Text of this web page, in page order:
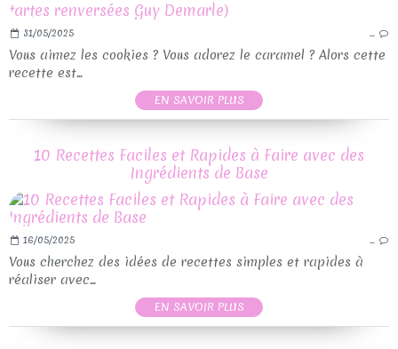
31/05/2025 …
Vous aimez les cookies ? Vous adorez le caramel ? Alors cette
recette est...
EN SAVOIR PLUS
10 Recettes Faciles et Rapides à Faire avec des
Ingrédients de Base
16/05/2025 …
Vous cherchez des idées de recettes simples et rapides à
réaliser avec...
EN SAVOIR PLUS